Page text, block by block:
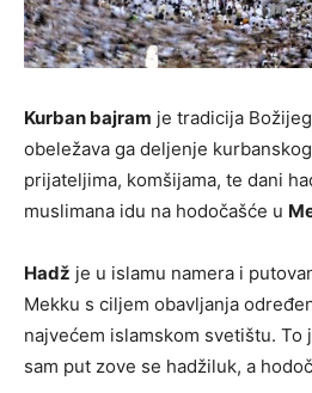
Kurban bajram je tradicija
obeležava ga deljenje
prijateljima, komšijama, te dani
muslimana idu na hodočašće u
Hadž je u islamu namera i
Mekku s ciljem obavljanja
najvećem islamskom svetištu. To
sam put zove se hadžiluk, a